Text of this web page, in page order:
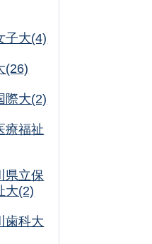
子大(4)
(26)
際大(2)
療福祉
県立保
大(2)
歯科大